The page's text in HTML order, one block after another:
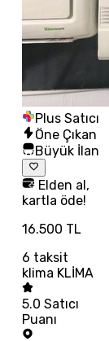
Plus Satıcı
Öne Çıkan
Büyük İlan
Elden al,
kartla öde!
16.500 TL
6 taksit
klima KLİMA
5.0 Satıcı
Puanı